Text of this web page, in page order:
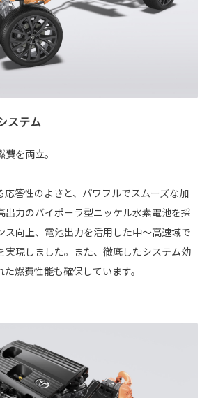
ステム
を両立。
応答性のよさと、パワフルでスムーズな加
出力のバイポーラ型ニッケル水素電池を採
ス向上、電池出力を活用した中～高速域で
実現しました。また、徹底したシステム効
燃費性能も確保しています。